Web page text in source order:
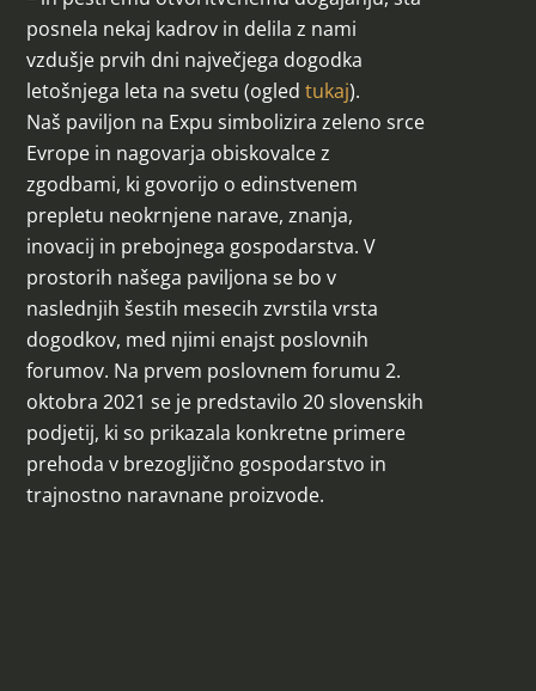
posnela nekaj kadrov in delila z nami
vzdušje prvih dni največjega dogodka
letošnjega leta na svetu (ogledtukaj).
Naš paviljon na Expu simbolizira zeleno srce
Evrope in nagovarja obiskovalce z
zgodbami, ki govorijo o edinstvenem
prepletu neokrnjene narave, znanja,
inovacij in prebojnega gospodarstva. V
prostorih našega paviljona se bo v
naslednjih šestih mesecih zvrstila vrsta
dogodkov, med njimi enajst poslovnih
forumov. Na prvem poslovnem forumu 2.
oktobra 2021 se je predstavilo 20 slovenskih
podjetij, ki so prikazala konkretne primere
prehoda v brezogljično gospodarstvo in
trajnostno naravnane proizvode.